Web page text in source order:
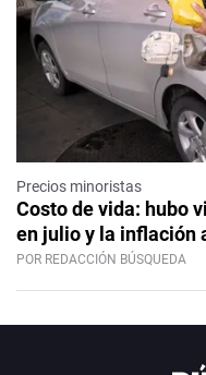
Precios minoristas
Costo de vida: hubo
en julio y la inflación
POR REDACCIÓN BÚSQUEDA